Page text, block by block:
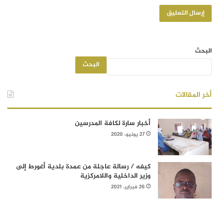
البحث
البحث
أخر المقالات
أخبار سارة لكافة المدرسين
27 يونيو، 2020
كيفه / رسالة عاجلة من عمدة بلدية أغورط إلى
وزير الداخلية واللامركزية
26 فبراير، 2021